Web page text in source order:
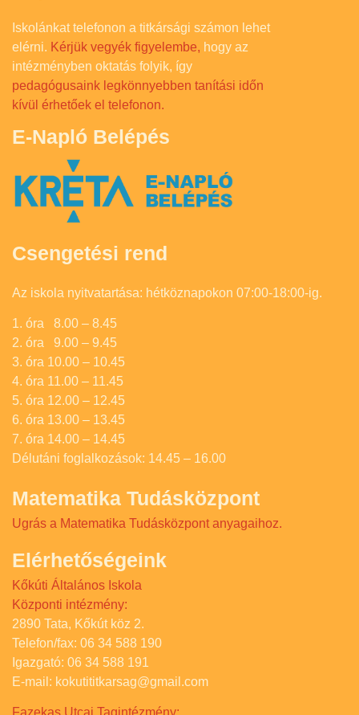
Iskolánkat telefonon a titkársági számon lehet
elérni. Kérjük vegyék figyelembe, hogy az
intézményben oktatás folyik, így
pedagógusaink legkönnyebben tanítási időn
kívül érhetőek el telefonon.
E-Napló Belépés
Csengetési rend
Az iskola nyitvatartása: hétköznapokon 07:00-18:00-ig.
1. óra 8.00 – 8.45
2. óra 9.00 – 9.45
3. óra 10.00 – 10.45
4. óra 11.00 – 11.45
5. óra 12.00 – 12.45
6. óra 13.00 – 13.45
7. óra 14.00 – 14.45
Délutáni foglalkozások: 14.45 – 16.00
Matematika Tudásközpont
Ugrás a Matematika Tudásközpont anyagaihoz.
Elérhetőségeink
Kőkúti Általános Iskola
Központi intézmény:
2890 Tata, Kőkút köz 2.
Telefon/fax: 06 34 588 190
Igazgató: 06 34 588 191
E-mail: kokutititkarsag@gmail.com